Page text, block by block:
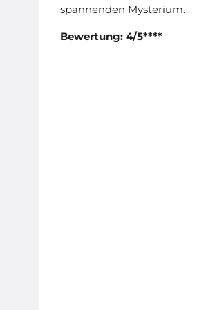
spannenden Mysterium.
Bewertung: 4/5****